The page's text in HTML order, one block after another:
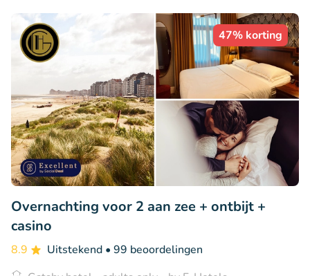
47% korting
Overnachting voor 2 aan zee + ontbijt +
casino
8.9 Uitstekend • 99 beoordelingen